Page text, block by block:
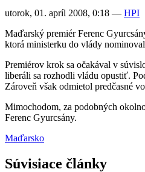
utorok, 01. apríl 2008, 0:18 — HPI
Maďarský premiér Ferenc
ktorá ministerku do vlády
Premiérov krok sa očakával v
liberáli sa rozhodli vládu opustiť.
Zároveň však odmietol predčasné
Mimochodom, za podobných
Ferenc Gyurcsány.
Maďarsko
Súvisiace články